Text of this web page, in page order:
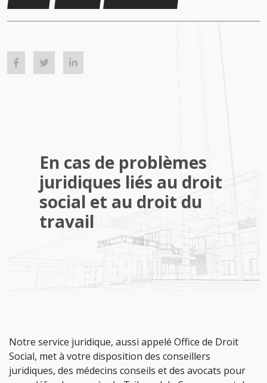
En cas de problèmes
juridiques liés au droit
social et au droit du
travail
Notre service juridique, aussi appelé Office de Droit
Social, met à votre disposition des conseillers
juridiques, des médecins conseils et des avocats pour